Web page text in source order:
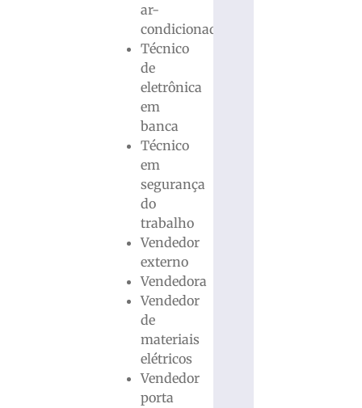
ar-
condicionado
Técnico
de
eletrônica
em
banca
Técnico
em
segurança
do
trabalho
Vendedor
externo
Vendedora
Vendedor
de
materiais
elétricos
Vendedor
porta